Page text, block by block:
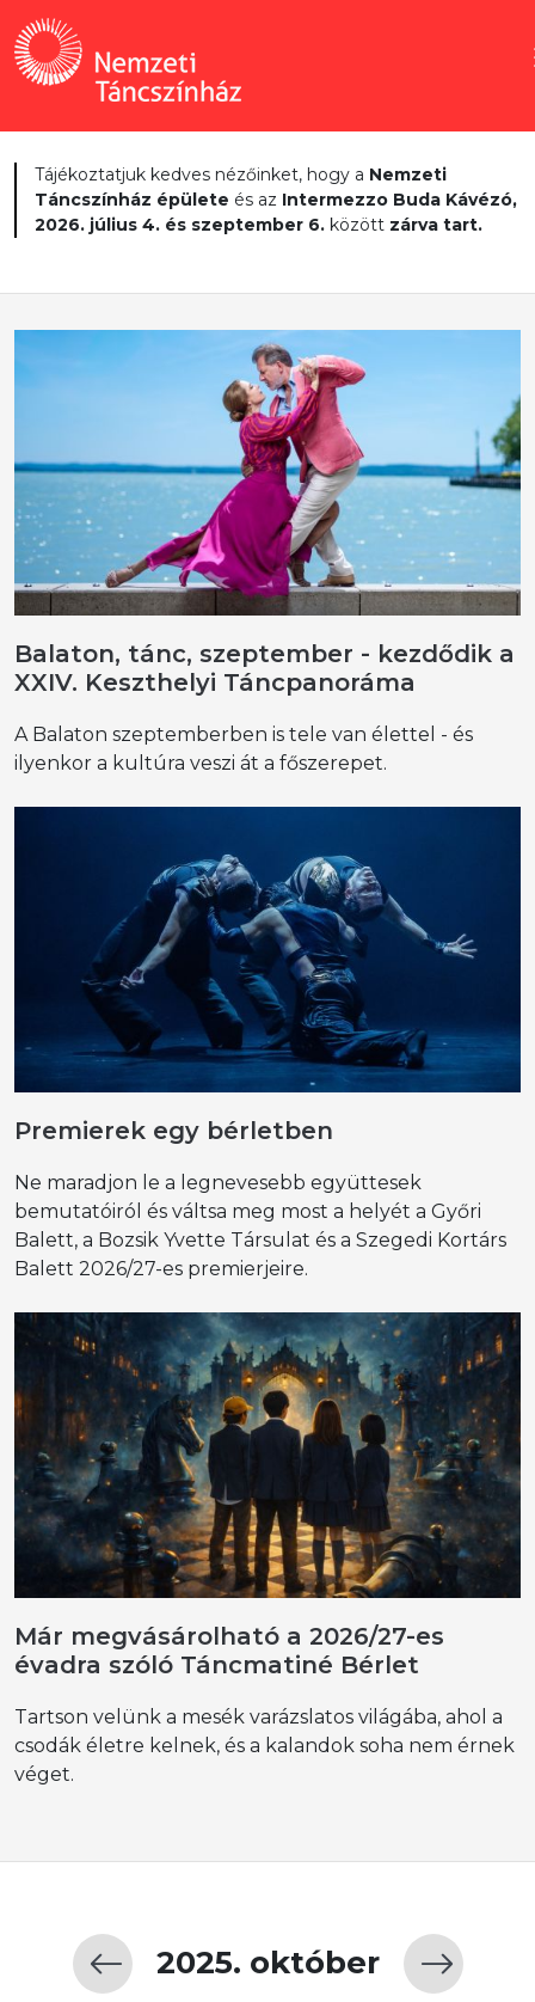
Tájékoztatjuk kedves nézőinket, hogy a Nemzeti
Táncszínház épülete és az Intermezzo Buda Kávézó,
2026. július 4. és szeptember 6. között zárva tart.
Balaton, tánc, szeptember - kezdődik a
XXIV. Keszthelyi Táncpanoráma
A Balaton szeptemberben is tele van élettel - és
ilyenkor a kultúra veszi át a főszerepet.
Premierek egy bérletben
Ne maradjon le a legnevesebb együttesek
bemutatóiról és váltsa meg most a helyét a Győri
Balett, a Bozsik Yvette Társulat és a Szegedi Kortárs
Balett 2026/27-es premierjeire.
Már megvásárolható a 2026/27-es
évadra szóló Táncmatiné Bérlet
Tartson velünk a mesék varázslatos világába, ahol a
csodák életre kelnek, és a kalandok soha nem érnek
véget.
2025. október